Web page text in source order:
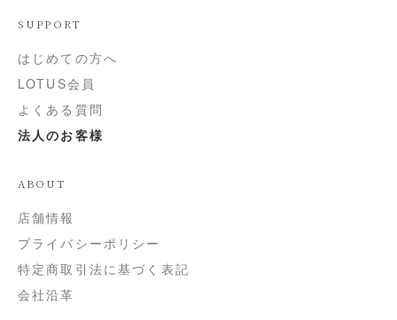
SUPPORT
はじめての方へ
LOTUS会員
よくある質問
法人のお客様
ABOUT
店舗情報
プライバシーポリシー
特定商取引法に基づく表記
会社沿革